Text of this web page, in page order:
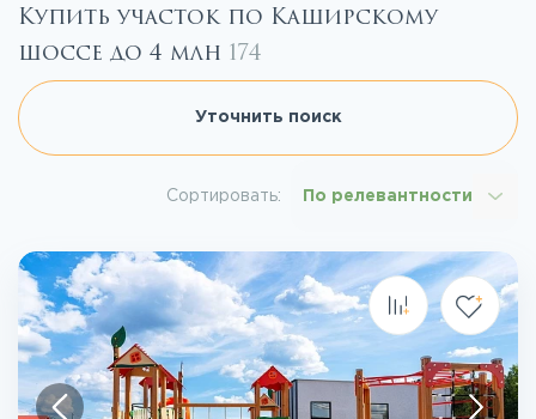
Купить участок по Каширскому
шоссе до 4 млн 174
Уточнить поиск
Сортировать: По релевантности